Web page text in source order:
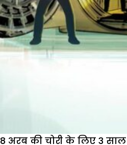
8 अरब की चोरी के लिए 3